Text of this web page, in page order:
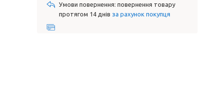
повернення товару
протягом 14 днів за рахунок покупця